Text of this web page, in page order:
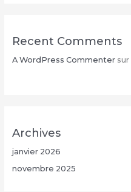
Recent Comments
A WordPress Commentersur
Archives
janvier 2026
novembre 2025